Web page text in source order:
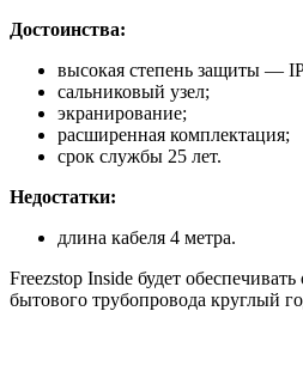
Достоинства:
высокая степень защиты —
сальниковый узел;
экранирование;
расширенная комплектация;
срок службы 25 лет.
Недостатки:
длина кабеля 4 метра.
Freezstop Inside будет
бытового трубопровода круглый